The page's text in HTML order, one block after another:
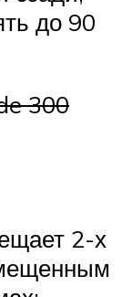
до 90
300
2-х